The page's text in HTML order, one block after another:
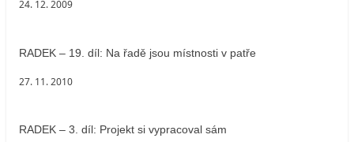
24. 12. 2009
RADEK – 19. díl: Na řadě jsou místnosti v patře
27. 11. 2010
RADEK – 3. díl: Projekt si vypracoval sám